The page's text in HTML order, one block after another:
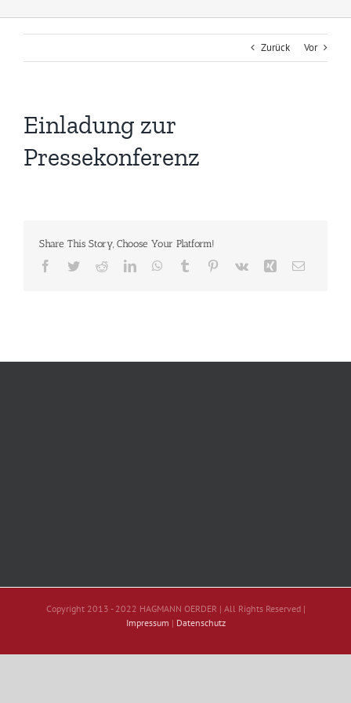
Zurück Vor
Einladung zur
Pressekonferenz
Share This Story, Choose Your Platform!
Facebook
TwitterRedditLinkedInWhatsApp
Tumblr Pinterest
Vk Xing E-
Copyright 2013 - 2022 HAGMANN OERDER | All Rights Reserved |
Impressum | Datenschutz